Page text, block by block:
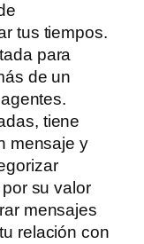
tus tiempos.
para
de un
tiene
mensaje y
su valor
mensajes
relación con